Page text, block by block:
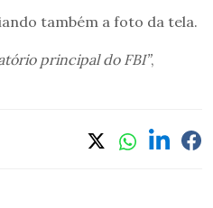
também a foto da tela.
principal do FBI”,